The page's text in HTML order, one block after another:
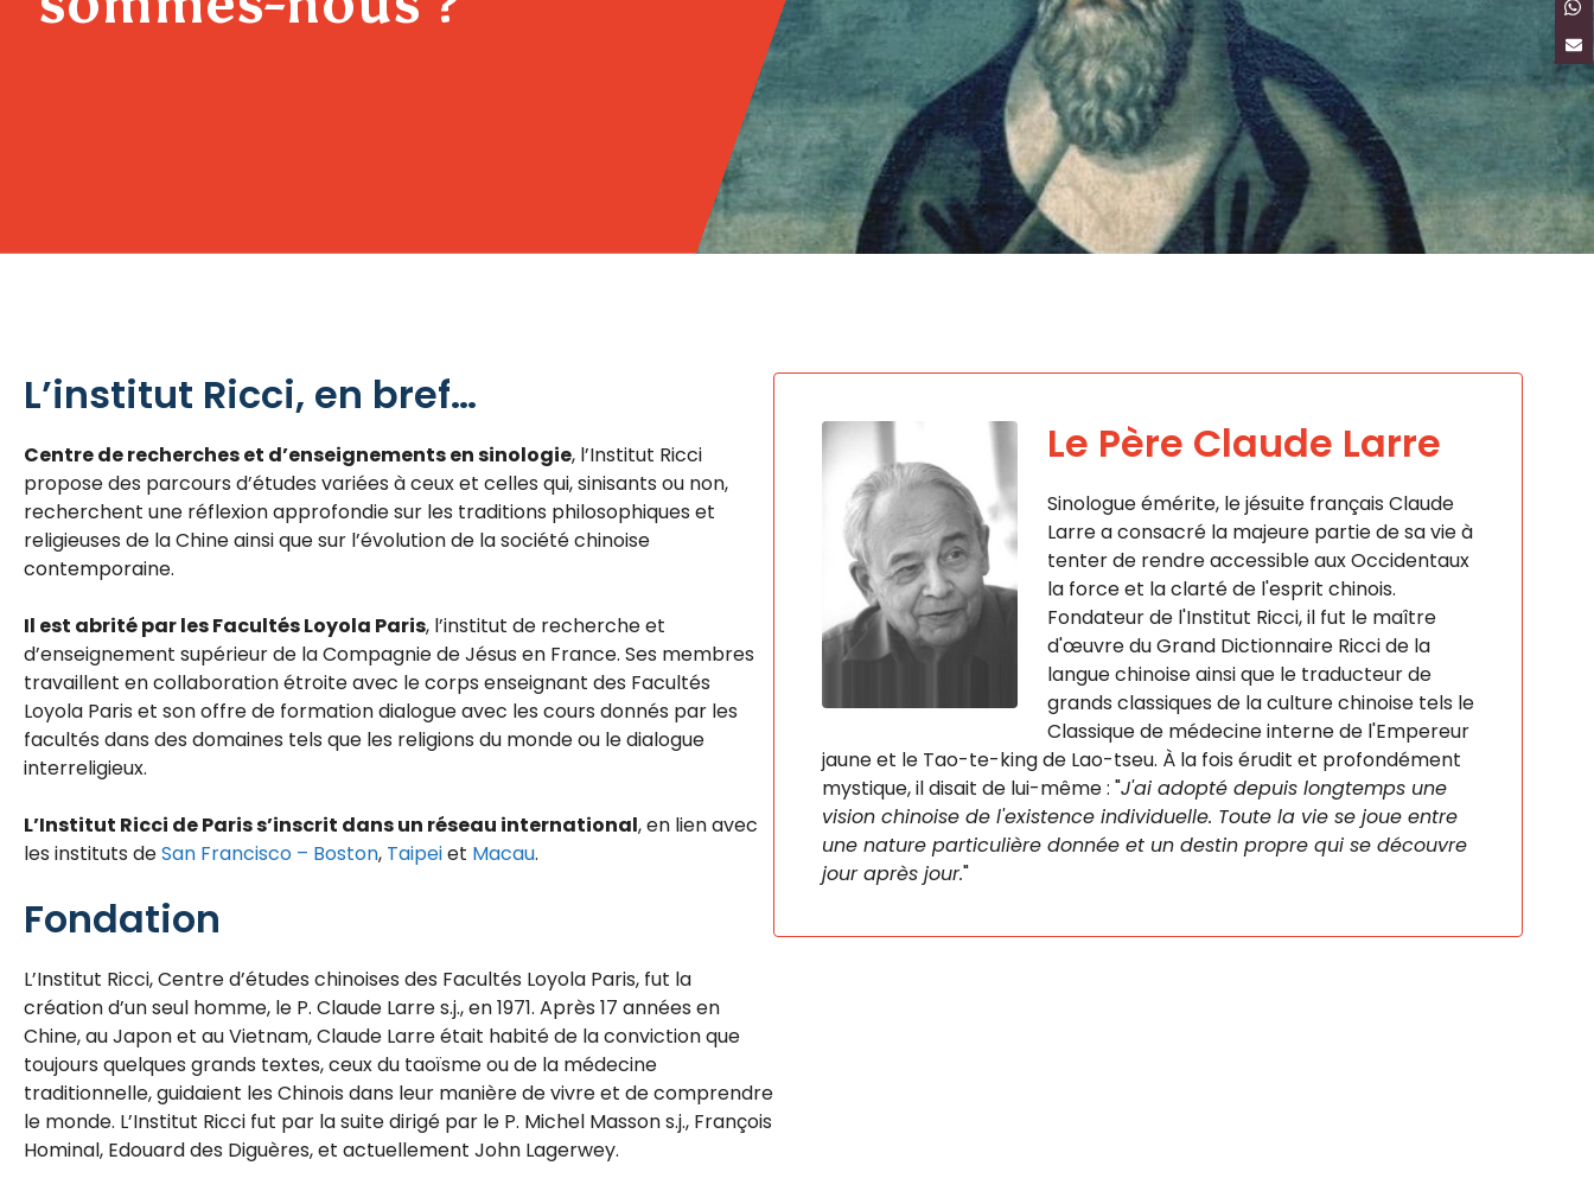
L’institut Ricci, en bref…
Centre de recherches et d’enseignements en sinologie, l’Institut Ricci
propose des parcours d’études variées à ceux et celles qui, sinisants ou non,
recherchent une réflexion approfondie sur les traditions philosophiques et
religieuses de la Chine ainsi que sur l’évolution de la société chinoise
contemporaine.
Il est abrité par les Facultés Loyola Paris, l’institut de recherche et
d’enseignement supérieur de la Compagnie de Jésus en France. Ses membres
travaillent en collaboration étroite avec le corps enseignant des Facultés
Loyola Paris et son offre de formation dialogue avec les cours donnés par les
facultés dans des domaines tels que les religions du monde ou le dialogue
interreligieux.
L’Institut Ricci de Paris s’inscrit dans un réseau international, en lien avec
les instituts deSan Francisco – Boston, Taipeiet Macau.
Fondation
L’Institut Ricci, Centre d’études chinoises des Facultés Loyola Paris, fut la
création d’un seul homme, le P. Claude Larre s.j., en 1971. Après 17 années en
Chine, au Japon et au Vietnam, Claude Larre était habité de la conviction que
toujours quelques grands textes, ceux du taoïsme ou de la médecine
traditionnelle, guidaient les Chinois dans leur manière de vivre et de comprendre
le monde. L’Institut Ricci fut par la suite dirigé par le P. Michel Masson s.j., François
Hominal, Edouard des Diguères, et actuellement John Lagerwey.
Le Père Claude Larre
Sinologue émérite, le jésuite français Claude
Larre a consacré la majeure partie de sa vie à
tenter de rendre accessible aux Occidentaux
la force et la clarté de l'esprit chinois.
Fondateur de l'Institut Ricci, il fut le maître
d'œuvre du Grand Dictionnaire Ricci de la
langue chinoise ainsi que le traducteur de
grands classiques de la culture chinoise tels le
Classique de médecine interne de l'Empereur
jaune et le Tao-te-king de Lao-tseu. À la fois érudit et profondément
mystique, il disait de lui-même : "J'ai adopté depuis longtemps une
vision chinoise de l'existence individuelle. Toute la vie se joue entre
une nature particulière donnée et un destin propre qui se découvre
jour après jour."